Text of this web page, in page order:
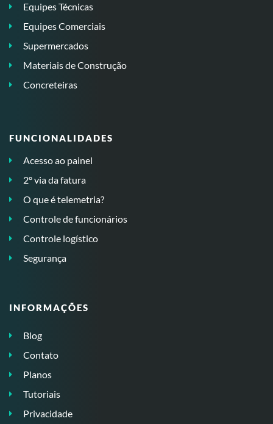
Equipes Técnicas
Equipes Comerciais
Supermercados
Materiais de Construção
Concreteiras
FUNCIONALIDADES
Acesso ao painel
2º via da fatura
O que é telemetria?
Controle de funcionários
Controle logístico
Segurança
INFORMAÇÕES
Blog
Contato
Planos
Tutoriais
Privacidade